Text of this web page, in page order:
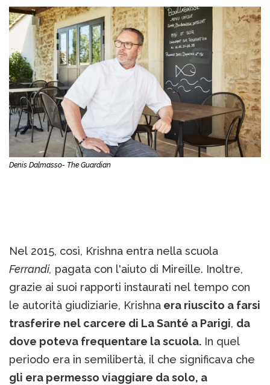
Denis Dalmasso- The Guardian
Nel 2015, così, Krishna entra nella scuola
Ferrandi, pagata con l'aiuto di Mireille. Inoltre,
grazie ai suoi rapporti instaurati nel tempo con
le autorità giudiziarie, Krishna era riuscito a farsi
trasferire nel carcere di La Santé a Parigi, da
dove poteva frequentare la scuola. In quel
periodo era in semilibertà, il che significava che
gli era permesso viaggiare da solo, a